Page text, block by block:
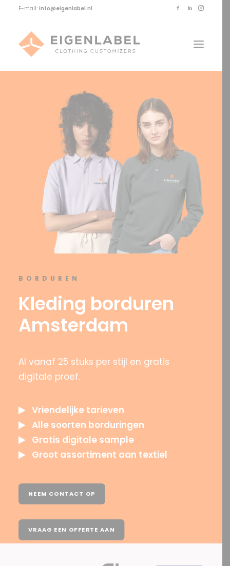
E-mail: info@eigenlabel.nl
SEARCH
BORDUREN
Kleding borduren
Amsterdam
Al vanaf 25 stuks per stijl en gratis
digitale proef.
Vriendelijke tarieven
Alle soorten borduringen
Gratis digitale sample
Groot assortiment aan textiel
NEEM CONTACT OP
VRAAG EEN OFFERTE AAN